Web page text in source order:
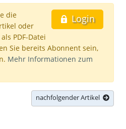
Login
die
oder
PDF-Datei
Sie bereits Abonnent sein,
Mehr Informationen zum
nachfolgender Artikel